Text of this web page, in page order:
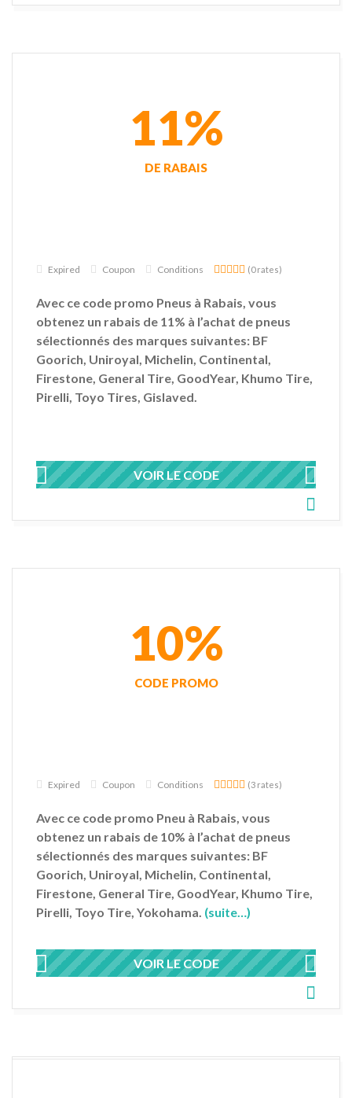
11%
DE RABAIS
Expired Coupon Conditions (0 rates)
Avec ce code promo Pneus à Rabais, vous
obtenez un rabais de 11% à l’achat de pneus
sélectionnés des marques suivantes: BF
Goorich, Uniroyal, Michelin, Continental,
Firestone, General Tire, GoodYear, Khumo Tire,
Pirelli, Toyo Tires, Gislaved.
VOIR LE CODE
10%
CODE PROMO
Expired Coupon Conditions (3 rates)
Avec ce code promo Pneu à Rabais, vous
obtenez un rabais de 10% à l’achat de pneus
sélectionnés des marques suivantes: BF
Goorich, Uniroyal, Michelin, Continental,
Firestone, General Tire, GoodYear, Khumo Tire,
Pirelli, Toyo Tire, Yokohama. (suite…)
VOIR LE CODE